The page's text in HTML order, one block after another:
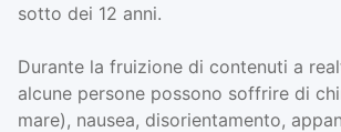
sotto dei 12 anni.
Durante la fruizione di contenuti a
alcune persone possono soffrire di
mare), nausea, disorientamento,